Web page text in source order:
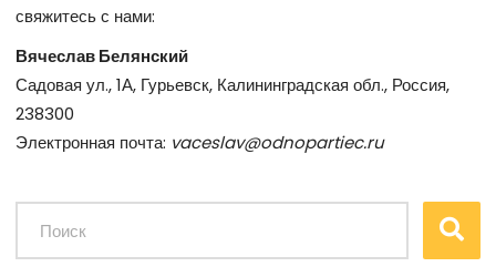
свяжитесь с нами:
Вячеслав Белянский
Садовая ул., 1А, Гурьевск, Калининградская обл., Россия,
238300
Электронная почта: vaceslav@odnopartiec.ru